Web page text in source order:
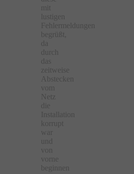
mit
lustigen
Fehlermeldungen
begrüßt,
da
durch
das
zeitweise
Abstecken
vom
Netz
die
Installation
korrupt
war
und
von
vorne
beginnen